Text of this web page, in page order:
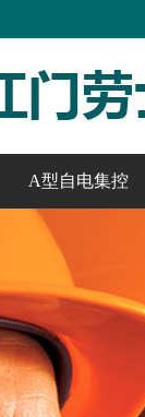
A型自电集控